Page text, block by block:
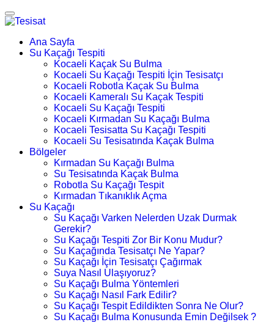
Ana Sayfa
Su Kaçağı Tespiti
Kocaeli Kaçak Su Bulma
Kocaeli Su Kaçağı Tespiti İçin Tesisatçı
Kocaeli Robotla Kaçak Su Bulma
Kocaeli Kameralı Su Kaçak Tespiti
Kocaeli Su Kaçağı Tespiti
Kocaeli Kırmadan Su Kaçağı Bulma
Kocaeli Tesisatta Su Kaçağı Tespiti
Kocaeli Su Tesisatında Kaçak Bulma
Bölgeler
Kırmadan Su Kaçağı Bulma
Su Tesisatında Kaçak Bulma
Robotla Su Kaçağı Tespit
Kırmadan Tıkanıklık Açma
Su Kaçağı
Su Kaçağı Varken Nelerden Uzak Durmak
Gerekir?
Su Kaçağı Tespiti Zor Bir Konu Mudur?
Su Kaçağında Tesisatçı Ne Yapar?
Su Kaçağı İçin Tesisatçı Çağırmak
Suya Nasıl Ulaşıyoruz?
Su Kaçağı Bulma Yöntemleri
Su Kaçağı Nasıl Fark Edilir?
Su Kaçağı Tespit Edildikten Sonra Ne Olur?
Su Kaçağı Bulma Konusunda Emin Değilsek ?